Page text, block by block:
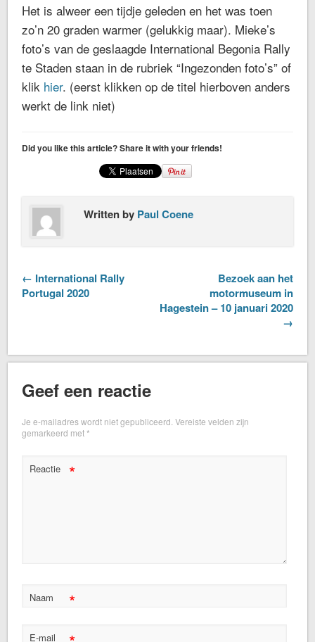
Het is alweer een tijdje geleden en het was toen
zo’n 20 graden warmer (gelukkig maar). Mieke’s
foto’s van degeslaagde International Begonia Rally
te Staden staan in de rubriek “Ingezonden foto’s” of
klik hier. (eerst klikken op de titel hierboven anders
werkt de link niet)
Did you like this article? Share it with your friends!
Written by Paul Coene
← International Rally
Portugal 2020
Bezoek aan het
motormuseum in
Hagestein – 10 januari 2020
→
Geef een reactie
Je e-mailadres wordt niet gepubliceerd. Vereiste velden zijn
gemarkeerd met*
Reactie *
Naam *
E-mail